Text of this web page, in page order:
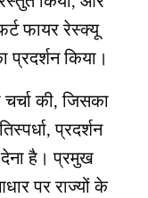
फायर रेस्क्यू
किया।
की, जिसका
प्रदर्शन
देना है। प्रमुख
पर राज्यों के